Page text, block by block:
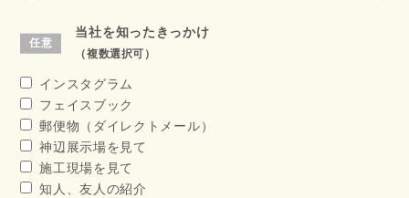
当社を知ったきっかけ
（複数選択可）
インスタグラム
フェイスブック
郵便物（ダイレクトメール）
神辺展示場を見て
施工現場を見て
知人、友人の紹介